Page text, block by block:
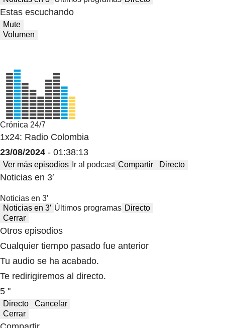
Estas escuchando
Mute
Volumen
Crónica 24/7
1x24: Radio Colombia
23/08/2024 - 01:38:13
Ver más episodios Ir al podcast Compartir Directo
Noticias en 3′
Noticias en 3′
Noticias en 3′ Últimos programas Directo
Cerrar
Otros episodios
Cualquier tiempo pasado fue anterior
Tu audio se ha acabado.
Te redirigiremos al directo.
5 "
Directo
Cancelar
Cerrar